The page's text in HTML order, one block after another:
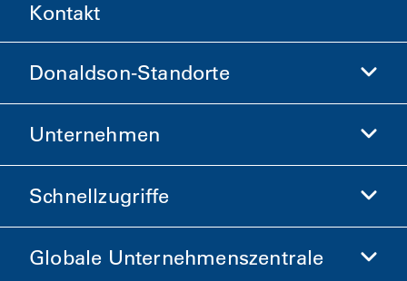
Kontakt
Donaldson-Standorte
Donaldson Life Sciences
Unternehmen
Unternehmensinformationen
Karriere
Schnellzugriffe
Investoren
Globale Unternehmenszentrale